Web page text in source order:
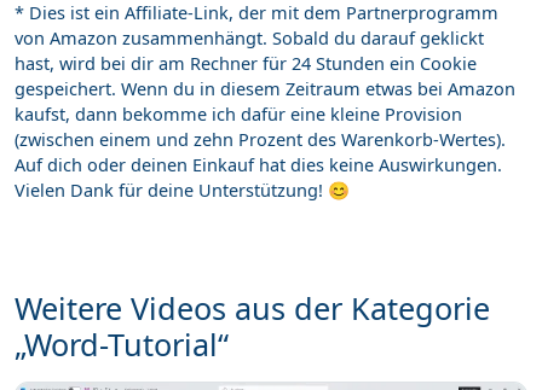
* Dies ist ein Affiliate-Link, der mit dem Partnerprogramm
von Amazon zusammenhängt. Sobald du darauf geklickt
hast, wird bei dir am Rechner für 24 Stunden ein Cookie
gespeichert. Wenn du in diesem Zeitraum etwas bei Amazon
kaufst, dann bekomme ich dafür eine kleine Provision
(zwischen einem und zehn Prozent des Warenkorb-Wertes).
Auf dich oder deinen Einkauf hat dies keine Auswirkungen.
Vielen Dank für deine Unterstützung! 😊
Weitere Videos aus der Kategorie
„Word-Tutorial“